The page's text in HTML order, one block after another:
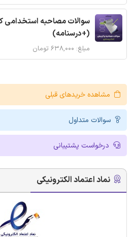
سوالات مصاحبه استخدامی
(+درسنامه)
مبلغ: ۶۳۸,۰۰۰ تومان
مشاهده خریدهای قبلی
سوالات متداول
درخواست پشتیبانی
نماد اعتماد الکترونیکی